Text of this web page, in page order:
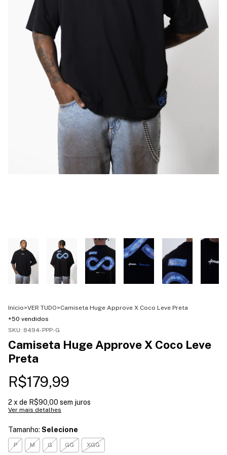
Início>VER TUDO>Camiseta Huge Approve X Coco Leve Preta
+50 vendidos
SKU: 8494-PPP-G
Camiseta Huge Approve X Coco Leve
Preta
R$179,99
2 x de R$90,00 sem juros
Ver mais detalhes
Tamanho: Selecione
P M G GG XGG